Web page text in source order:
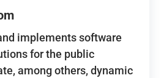
implements software
for the public
among others, dynamic